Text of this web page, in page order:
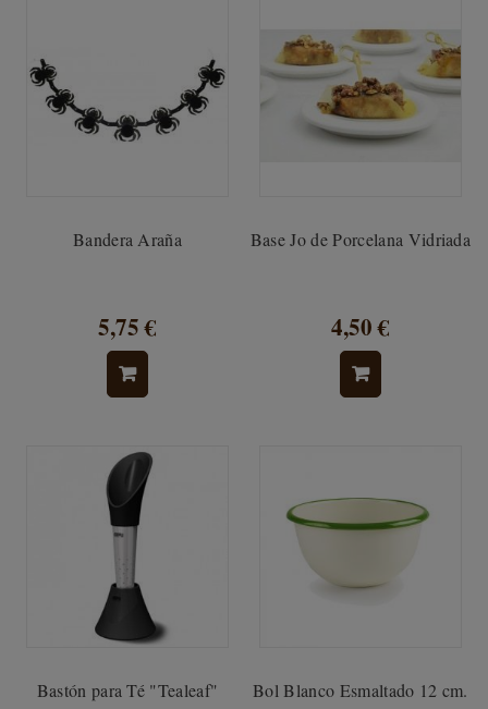
Bandera Araña
5,75 €
Base Jo de Porcelana Vidriada
4,50 €
Bastón para Té "Tealeaf" Bol Blanco Esmaltado 12 cm.